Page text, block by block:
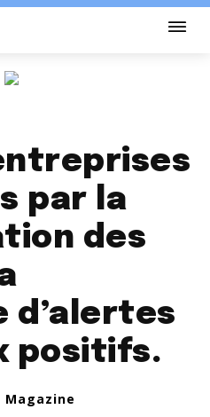
par la
des
d’alertes
positifs.
Magazine